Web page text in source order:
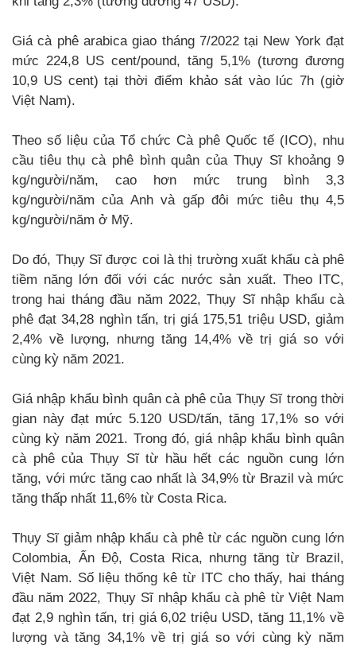
Giá cà phê arabica giao tháng 7/2022 tại New York đạt
mức 224,8 US cent/pound, tăng 5,1% (tương đương
10,9 US cent) tại thời điểm khảo sát vào lúc 7h (giờ
Việt Nam).
Theo số liệu của Tổ chức Cà phê Quốc tế (ICO), nhu
cầu tiêu thụ cà phê bình quân của Thụy Sĩ khoảng 9
kg/người/năm, cao hơn mức trung bình 3,3
kg/người/năm của Anh và gấp đôi mức tiêu thụ 4,5
kg/người/năm ở Mỹ.
Do đó, Thụy Sĩ được coi là thị trường xuất khẩu cà phê
tiềm năng lớn đối với các nước sản xuất. Theo ITC,
trong hai tháng đầu năm 2022, Thụy Sĩ nhập khẩu cà
phê đạt 34,28 nghìn tấn, trị giá 175,51 triệu USD, giảm
2,4% về lượng, nhưng tăng 14,4% về trị giá so với
cùng kỳ năm 2021.
Giá nhập khẩu bình quân cà phê của Thụy Sĩ trong thời
gian này đạt mức 5.120 USD/tấn, tăng 17,1% so với
cùng kỳ năm 2021. Trong đó, giá nhập khẩu bình quân
cà phê của Thụy Sĩ từ hầu hết các nguồn cung lớn
tăng, với mức tăng cao nhất là 34,9% từ Brazil và mức
tăng thấp nhất 11,6% từ Costa Rica.
Thụy Sĩ giảm nhập khẩu cà phê từ các nguồn cung lớn
Colombia, Ấn Độ, Costa Rica, nhưng tăng từ Brazil,
Việt Nam. Số liệu thống kê từ ITC cho thấy, hai tháng
đầu năm 2022, Thụy Sĩ nhập khẩu cà phê từ Việt Nam
đạt 2,9 nghìn tấn, trị giá 6,02 triệu USD, tăng 11,1% về
lượng và tăng 34,1% về trị giá so với cùng kỳ năm